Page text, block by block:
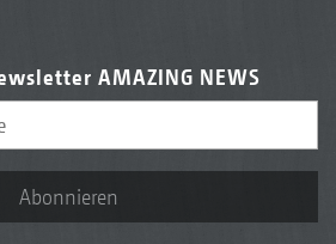
AMAZING NEWS
Abonnieren